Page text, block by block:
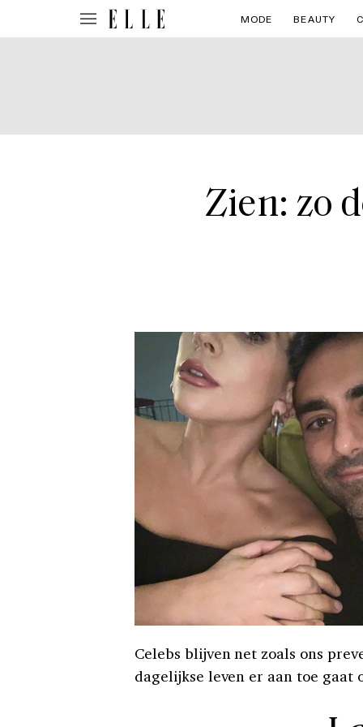
MODE BEAUTY
Zien: zo
Celebs blijven net zoals ons
dagelijkse leven er aan toe gaat